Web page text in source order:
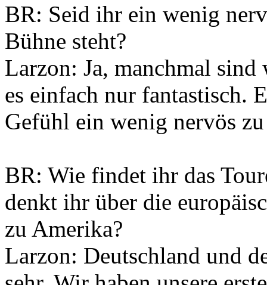
BR: Seid ihr ein wenig
Bühne steht?
Larzon: Ja, manchmal
es einfach nur fantastisch.
Gefühl ein wenig nervös
BR: Wie findet ihr das
denkt ihr über die
zu Amerika?
Larzon: Deutschland und